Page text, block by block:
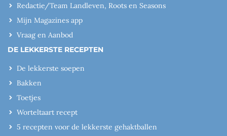
Redactie/Team Landleven, Roots en Seasons
Mijn Magazines app
Vraag en Aanbod
DE LEKKERSTE RECEPTEN
De lekkerste soepen
Bakken
Toetjes
Worteltaart recept
5 recepten voor de lekkerste gehaktballen